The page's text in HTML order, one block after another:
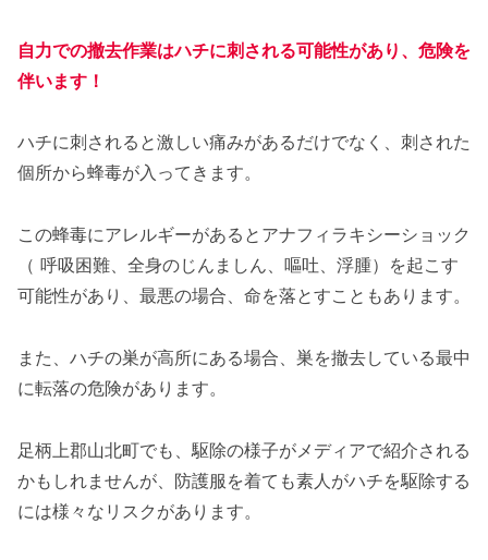
自力での撤去作業はハチに刺される可能性があり、危険を
伴います！
ハチに刺されると激しい痛みがあるだけでなく、刺された
個所から蜂毒が入ってきます。
この蜂毒にアレルギーがあるとアナフィラキシーショック
（ 呼吸困難、全身のじんましん、嘔吐、浮腫）を起こす
可能性があり、最悪の場合、命を落とすこともあります。
また、ハチの巣が高所にある場合、巣を撤去している最中
に転落の危険があります。
足柄上郡山北町でも、駆除の様子がメディアで紹介される
かもしれませんが、防護服を着ても素人がハチを駆除する
には様々なリスクがあります。